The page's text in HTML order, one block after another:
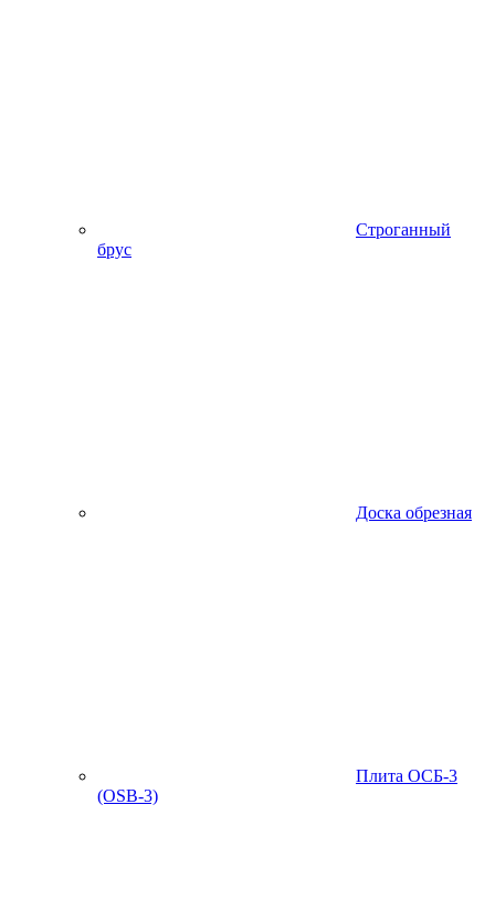
Строганный
брус
Доска обрезная
Плита ОСБ-3
(OSB-3)